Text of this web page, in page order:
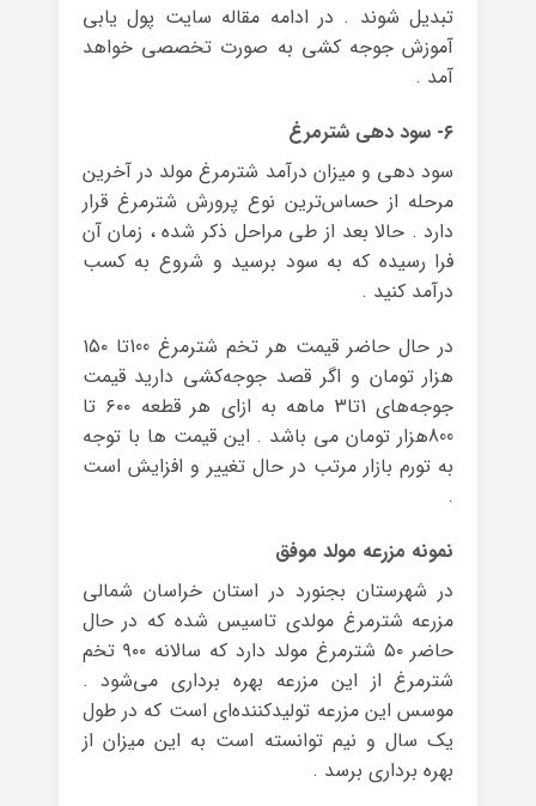
تبدیل شوند . در ادامه مقاله سایت پول یابی
آموزش جوجه کشی به صورت تخصصی خواهد
آمد .
۶- سود دهی شترمرغ
سود دهی و میزان درآمد شترمرغ مولد در آخرین
مرحله از حساس‌ترین نوع پرورش شترمرغ قرار
دارد . حالا بعد از طی مراحل ذکر شده ، زمان آن
فرا رسیده که به سود برسید و شروع به کسب
درآمد کنید .
در حال حاضر قیمت هر تخم شترمرغ 100تا ۱۵۰
هزار تومان و اگر قصد جوجه‌کشی دارید قیمت
جوجه‌های 1تا3 ماهه به ازای هر قطعه ۶۰۰ تا
800هزار تومان می باشد . این قیمت ها با توجه
به تورم بازار مرتب در حال تغییر و افزایش است
.
نمونه مزرعه مولد موفق
در شهرستان بجنورد در استان خراسان شمالی
مزرعه شترمرغ مولدی تاسیس شده که در حال
حاضر ۵۰ شترمرغ مولد دارد که سالانه ۹۰۰ تخم
شترمرغ از این مزرعه بهره برداری می‌شود .
موسس این مزرعه تولیدکننده‌ای است که در طول
یک سال و نیم توانسته است به این میزان از
بهره برداری برسد .